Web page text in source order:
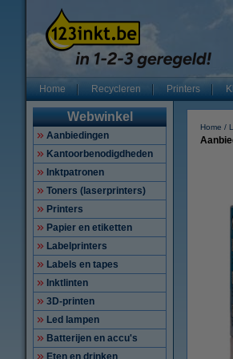
Home Recycleren Printers
Webwinkel
Aanbiedingen
Kantoorbenodigdheden
Inktpatronen
Toners (laserprinters)
Printers
Papier en etiketten
Labelprinters
Labels en tapes
Inktlinten
3D-printen
Led lampen
Batterijen en accu's
Eten en drinken
Home